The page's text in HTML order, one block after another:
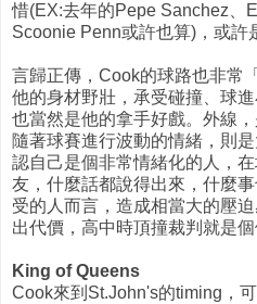
惜(EX:去年的Pepe Sanchez、
Scoonie Penn或許也算)，或許
言歸正傳，Cook的球路也非常
他的身材野壯，承受碰撞、球
也當然是他的拿手好戲。外線
隨著球賽進行波動的情緒，則
認自己是個非常情緒化的人，
友，什麼話都說得出來，什麼
受的人而言，造成相當大的壓
出代價，高中時頂撞裁判就是個
King of Queens
Cook來到St.John's的timing，